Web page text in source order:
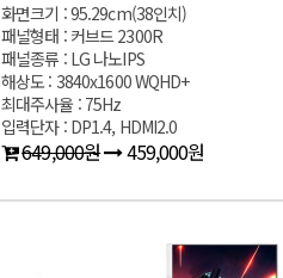
화면크기 : 95.29cm(38인치)
패널형태 : 커브드 2300R
패널종류 : LG 나노IPS
해상도 : 3840x1600 WQHD+
최대주사율 : 75Hz
입력단자 : DP1.4, HDMI2.0
649,000원 459,000원